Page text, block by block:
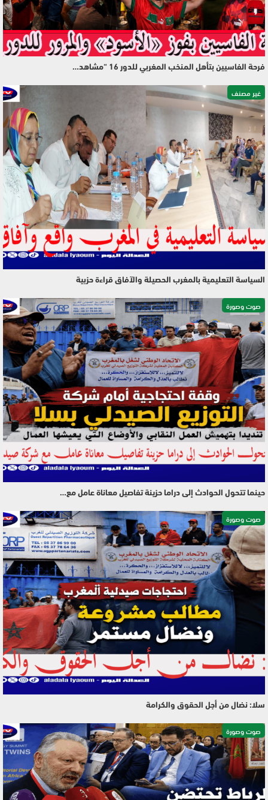
فرحة الفاسيين بتأهل المنخب المغربي للدور 16 “مشاهد…
غير مصنف
السياسة التعليمية بالمغرب الحصيلة والآفاق قراءة حزبية
صوت وصورة
حينما تتحول الحوادث إلى دراما حزينة تفاصيل معاناة عامل مع…
صوت وصورة
سلا: نضال من أجل الحقوق والكرامة
صوت وصورة